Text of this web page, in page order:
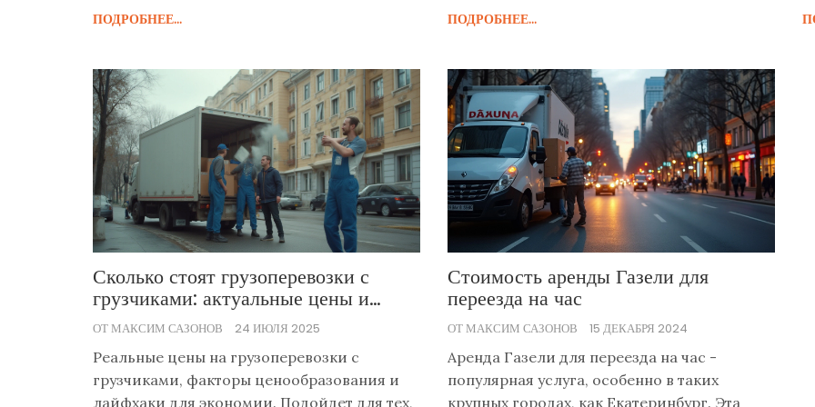
получите вы машину или нет.
ПОДРОБНЕЕ...
ПОДРОБНЕЕ...
Сколько стоят грузоперевозки с
грузчиками: актуальные цены и
нюансы заказа
ОТ МАКСИМ САЗОНОВ 24 ИЮЛЯ 2025
Реальные цены на грузоперевозки с
грузчиками, факторы ценообразования и
лайфхаки для экономии. Подойдет для тех,
Стоимость аренды Газели для
переезда на час
ОТ МАКСИМ САЗОНОВ 15 ДЕКАБРЯ 2024
Аренда Газели для переезда на час -
популярная услуга, особенно в таких
крупных городах, как Екатеринбург. Эта